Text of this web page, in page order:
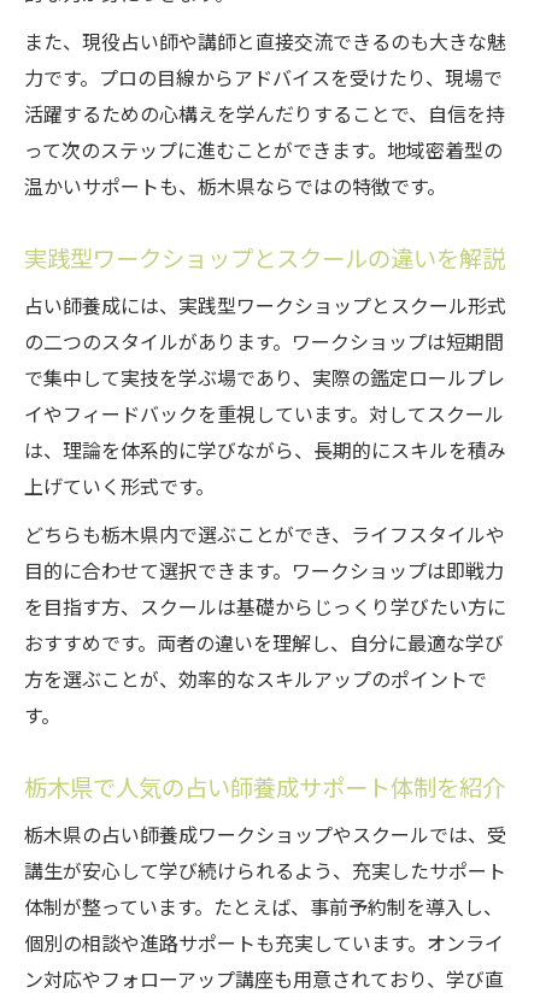
占い師養成ワークショップならではの実践
例
栃木県で広がる占い技術の学び直し体験
理論と実践を兼ね備えた占い師養成の歩み方
理論と実践が融合した占い師養成スクール
栃木県で学べる実践的な占い師養成の流れ
ワークショップ参加で理論と実技を同時習
得
占い師養成の歩み方と未来へのステップ紹
介
また、現役占い師や講師と直接交流できるのも大きな魅
力です。プロの目線からアドバイスを受けたり、現場で
活躍するための心構えを学んだりすることで、自信を持
って次のステップに進むことができます。地域密着型の
温かいサポートも、栃木県ならではの特徴です。
実践型ワークショップとスクールの違いを解説
占い師養成には、実践型ワークショップとスクール形式
の二つのスタイルがあります。ワークショップは短期間
で集中して実技を学ぶ場であり、実際の鑑定ロールプレ
イやフィードバックを重視しています。対してスクール
は、理論を体系的に学びながら、長期的にスキルを積み
上げていく形式です。
どちらも栃木県内で選ぶことができ、ライフスタイルや
目的に合わせて選択できます。ワークショップは即戦力
を目指す方、スクールは基礎からじっくり学びたい方に
おすすめです。両者の違いを理解し、自分に最適な学び
方を選ぶことが、効率的なスキルアップのポイントで
す。
栃木県で人気の占い師養成サポート体制を紹介
栃木県の占い師養成ワークショップやスクールでは、受
講生が安心して学び続けられるよう、充実したサポート
体制が整っています。たとえば、事前予約制を導入し、
個別の相談や進路サポートも充実しています。オンライ
ン対応やフォローアップ講座も用意されており、学び直